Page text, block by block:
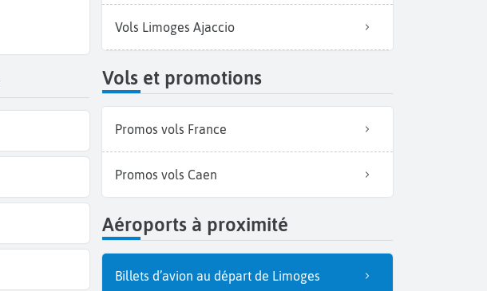
Vols Limoges Ajaccio
Vols et promotions
Promos vols France
Promos vols Caen
Aéroports à proximité
Billets d’avion au départ de Limoges